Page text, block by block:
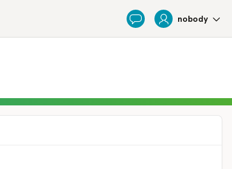
Feedback nobody